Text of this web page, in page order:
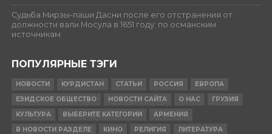
Судьба Мирзы-паши Дасни после его отстранения от
должности вали Мосула в 1651 году: по османским
источникам
ПОПУЛЯРНЫЕ ТЭГИ
НОВОСТИ КУРДИСТАН СТАТЬИ РОССИЯ
ЕВРОПА
ЕЗИДСКОЕ ОБЩЕСТВО
НОВОСТИ САЙТА О НАС
ГРУЗИЯ
КУЛЬТУРА
ВЫБЕРИТЕ КАТЕГОРИИ
АРМЕНИЯ
В НОВОСТИ РАЗДЕЛЕ
КИНО РЕЛИГИЯ
ЛИТЕРАТУРА